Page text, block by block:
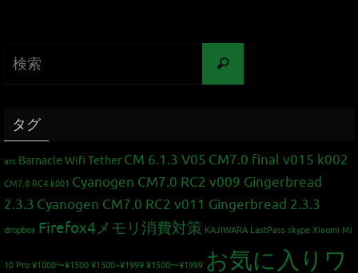
タグ
arc Barnacle Wifi Tether CM 6.1.3 V05 CM7.0 final v015 k002
CM7.0 RC4 k001 Cyanogen CM7.0 RC2 v009 Gingerbread
2.3.3 Cyanogen CM7.0 RC2 v011 Gingerbread 2.3.3
dropbox Firefox4メモリ消費対策 KAJIWARA LastPass skype Xiaomi Mi
10 Pro ¥1000〜¥1500 ¥1500~¥1999 ¥1500〜¥1999 お気に入りワ